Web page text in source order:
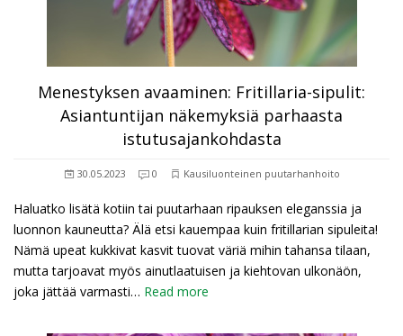
Menestyksen avaaminen: Fritillaria-sipulit:
Asiantuntijan näkemyksiä parhaasta
istutusajankohdasta
30.05.2023 0 Kausiluonteinen puutarhanhoito
Haluatko lisätä kotiin tai puutarhaan ripauksen eleganssia ja
luonnon kauneutta? Älä etsi kauempaa kuin fritillarian sipuleita!
Nämä upeat kukkivat kasvit tuovat väriä mihin tahansa tilaan,
mutta tarjoavat myös ainutlaatuisen ja kiehtovan ulkonäön,
joka jättää varmasti… Read more